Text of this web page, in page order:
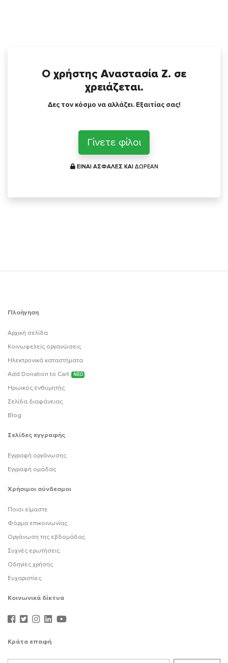
Ο χρήστης Αναστασία Ζ. σε
χρειάζεται.
Δες τον κόσμο να αλλάζει. Εξαιτίας σας!
Γίνετε φίλοι
ΕΙΝΑΙ ΑΣΦΑΛΕΣ ΚΑΙ ΔΩΡΕΑΝ
Πλοήγηση
Αρχική σελίδα
Κοινωφελείς οργανώσεις
Ηλεκτρονικά καταστήματα
Add Donation to Cart
ΝΕΟ
Ηρωικός ενθυμητής
Σελίδα διαφάνειας
Blog
Σελίδες εγγραφής
Εγγραφή οργάνωσης
Εγγραφή ομάδας
Χρήσιμοι σύνδεσμοι
Ποιοι είμαστε
Φόρμα επικοινωνίας
Οργάνωση της εβδομάδας
Συχνές ερωτήσεις
Οδηγίες χρήσης
Ευχαριστίες
Κοινωνικά δίκτυα
Κράτα επαφή